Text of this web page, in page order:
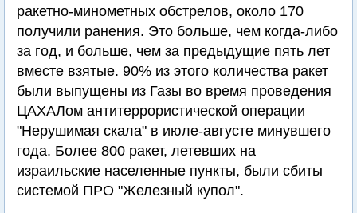
ракетно-минометных обстрелов, около 170
получили ранения. Это больше, чем когда-либо
за год, и больше, чем за предыдущие пять лет
вместе взятые. 90% из этого количества ракет
были выпущены из Газы во время проведения
ЦАХАЛом антитеррористической операции
"Нерушимая скала" в июле-августе минувшего
года. Более 800 ракет, летевших на
израильские населенные пункты, были сбиты
системой ПРО "Железный купол".